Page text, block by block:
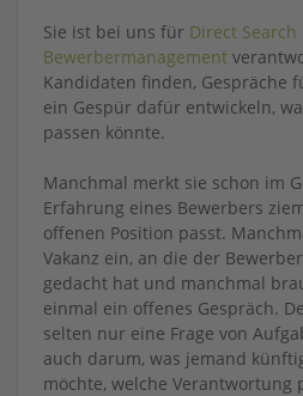
Sie ist bei uns für Direct Search
Bewerbermanagement
Kandidaten finden, Gespräche
ein Gespür dafür entwickeln,
passen könnte.
Manchmal merkt sie schon im
Erfahrung eines Bewerbers
offenen Position passt.
Vakanz ein, an die der
gedacht hat und manchmal
einmal ein offenes Gespräch.
selten nur eine Frage von
auch darum, was jemand
möchte, welche Verantwortung